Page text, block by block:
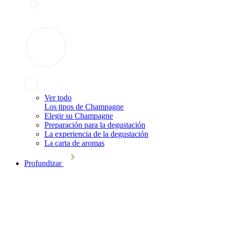
Ver todo
Los tipos de Champagne
Elegir su Champagne
Preparación para la degustación
La experiencia de la degustación
La carta de aromas
Profundizar